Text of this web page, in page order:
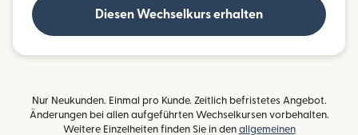
Diesen Wechselkurs erhalten
Nur Neukunden. Einmal pro Kunde. Zeitlich befristetes Angebot.
Änderungen bei allen aufgeführten Wechselkursen vorbehalten.
Weitere Einzelheiten finden Sie in den allgemeinen